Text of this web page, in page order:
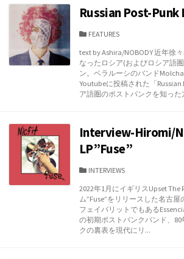
Russian Post-Punk
カ
ゴ
リ
ー
FEATURES
text by Ashira/NOBODY 近年徐
なったロシア(およびロシア語
ン。ベラルーシのバンド
Youtubeに投稿された「
ア語圏のポストパンクを知った
Interview-
LP”Fuse”
カ
ゴ
リ
ー
INTERVIEWS
2022年1月にイギリスUpset
ム”Fuse”をリリースした名古
フェイバリットでもある
の初期ポストパンクバンド、80
クの裏表を現代にリ...